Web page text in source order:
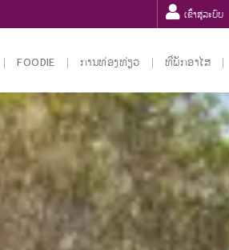
ເຂົ້າສູ່ລະບົບ
FOODIE ການທ່ອງທ່ຽວ ທີ່ພັກອາໄສ